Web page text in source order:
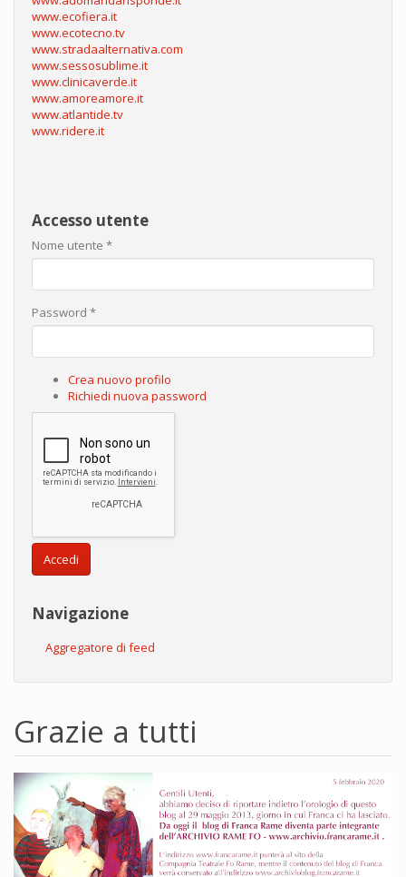
www.ecofiera.it
www.ecotecno.tv
www.stradaalternativa.com
www.sessosublime.it
www.clinicaverde.it
www.amoreamore.it
www.atlantide.tv
www.ridere.it
Accesso utente
Nome utente *
Password *
Crea nuovo profilo
Richiedi nuova password
Accedi
Navigazione
Aggregatore di feed
Grazie a tutti